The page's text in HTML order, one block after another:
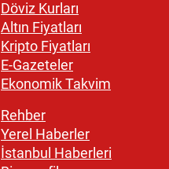
Döviz Kurları
Altın Fiyatları
Kripto Fiyatları
E-Gazeteler
Ekonomik Takvim
Rehber
Yerel Haberler
İstanbul Haberleri